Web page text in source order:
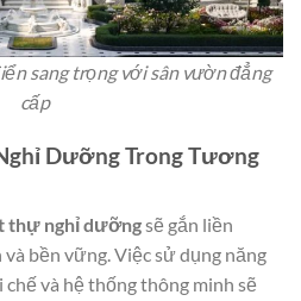
sang trọng với sân vườn đẳng
cấp
Dưỡng Trong Tương
thự nghỉ dưỡngsẽ gắn liền
bền vững. Việc sử dụng năng
và hệ thống thông minh sẽ